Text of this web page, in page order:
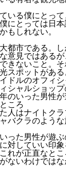
いる僕にとっ
にとっては日
もしれない。
都市である。
意見ではある
きないこと。そ
スポットがあ
ドルのオフィ
シャルショップ
のいった男性
ころ
人はナイトク
バクラのよう
った男性が遊
対していい印象
れが正直なと
ないわけでは